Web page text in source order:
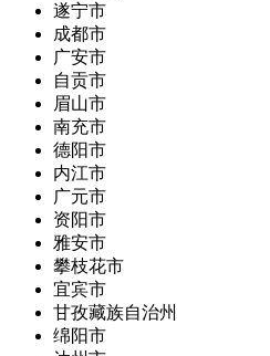
遂宁市
成都市
广安市
自贡市
眉山市
南充市
德阳市
内江市
广元市
资阳市
雅安市
攀枝花市
宜宾市
甘孜藏族自治州
绵阳市